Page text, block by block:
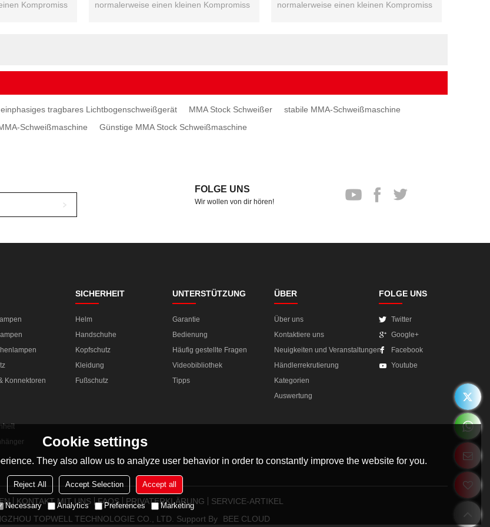
Kompromiss
normalerweise einen kleinen Kompromiss
normalerweise einen kleinen Kompromiss
einphasiges tragbares Lichtbogenschweißgerät MMA Stock Schweißer
stabile MMA-Schweißmaschine
Schweißmaschine
Günstige MMA Stock Schweißmaschine
FOLGE UNS
Wir wollen von dir hören!
Konnektoren
SICHERHEIT
Helm
Handschuhe
Kopfschutz
Kleidung
Fußschutz
UNTERSTÜTZUNG
Garantie
Bedienung
Häufig gestellte Fragen
Videobibliothek
Tipps
ÜBER
Über uns
Kontaktiere uns
Neuigkeiten und Veranstaltungen
Händlerrekrutierung
Kategorien
Auswertung
FOLGE UNS
Twitter
Google+
Facebook
Youtube
KONTAKT MIT UNS FAQS PRIVATERKLÄRUNG
SERVICE-ARTIKEL
TOPWELL TECHNOLOGIE CO., LTD. Support By BEE CLOUD
Cookie settings
They also allow us to analyze user behavior in order to constantly improve the website for you.
Reject All Accept Selection Accept all
Necessary Analytics Preferences Marketing